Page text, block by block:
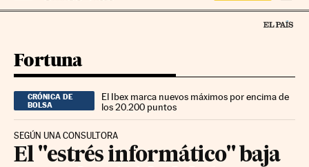
Fortuna
CRÓNICA DE
BOLSA
El Ibex marca nuevos máximos por encima de
los 20.200 puntos
SEGÚN UNA CONSULTORA
El "estrés informático" baja